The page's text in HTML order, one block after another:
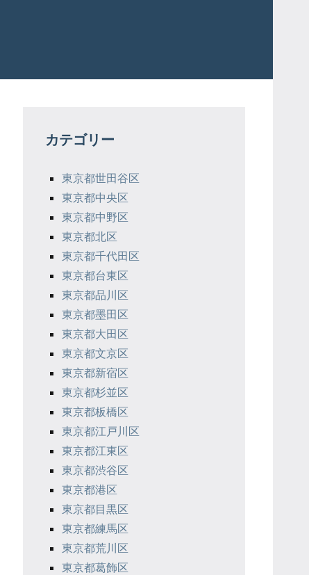
カテゴリー
東京都世田谷区
東京都中央区
東京都中野区
東京都北区
東京都千代田区
東京都台東区
東京都品川区
東京都墨田区
東京都大田区
東京都文京区
東京都新宿区
東京都杉並区
東京都板橋区
東京都江戸川区
東京都江東区
東京都渋谷区
東京都港区
東京都目黒区
東京都練馬区
東京都荒川区
東京都葛飾区